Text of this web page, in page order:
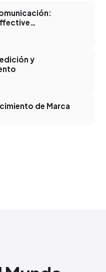
Age
y
de Marca